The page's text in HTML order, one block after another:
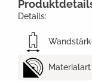
Details:
Materialart